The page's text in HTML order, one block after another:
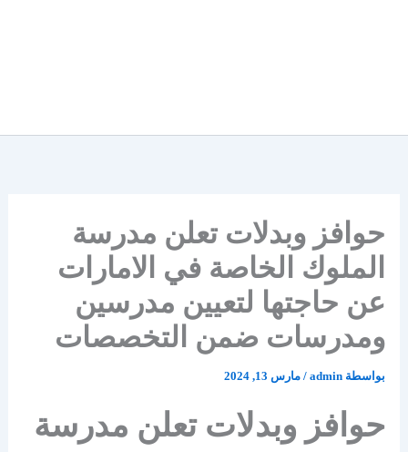
حوافز وبدلات تعلن مدرسة
الملوك الخاصة في الامارات
عن حاجتها لتعيين مدرسين
ومدرسات ضمن التخصصات
بواسطة admin
/ مارس 13, 2024
حوافز وبدلات تعلن مدرسة